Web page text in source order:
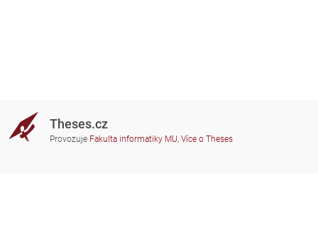
Theses.cz
Provozuje Fakulta informatiky MU, Více o Theses